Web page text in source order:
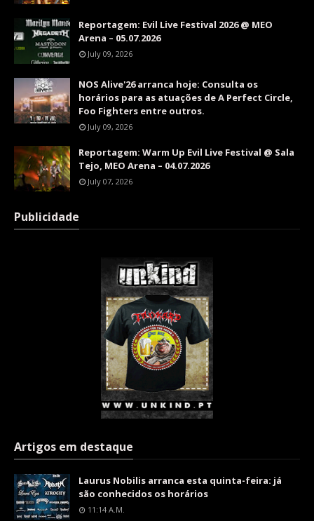
Reportagem: Evil Live Festival 2026 @ MEO
Arena – 05.07.2026
July 09, 2026
NOS Alive'26 arranca hoje: Consulta os
horários para as atuações de A Perfect Circle,
Foo Fighters entre outros.
July 09, 2026
Reportagem: Warm Up Evil Live Festival @ Sala
Tejo, MEO Arena – 04.07.2026
July 07, 2026
Publicidade
Artigos em destaque
Laurus Nobilis arranca esta quinta-feira: já
são conhecidos os horários
11:14 A.m.